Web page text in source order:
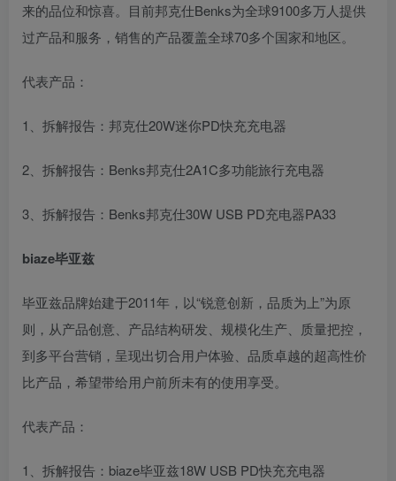
来的品位和惊喜。目前邦克仕Benks为全球9100多万人提供
过产品和服务，销售的产品覆盖全球70多个国家和地区。
代表产品：
1、拆解报告：邦克仕20W迷你PD快充充电器
2、拆解报告：Benks邦克仕2A1C多功能旅行充电器
3、拆解报告：Benks邦克仕30W USB PD充电器PA33
biaze毕亚兹
毕亚兹品牌始建于2011年，以“锐意创新，品质为上”为原
则，从产品创意、产品结构研发、规模化生产、质量把控，
到多平台营销，呈现出切合用户体验、品质卓越的超高性价
比产品，希望带给用户前所未有的使用享受。
代表产品：
1、拆解报告：biaze毕亚兹18W USB PD快充充电器